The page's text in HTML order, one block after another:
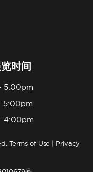
时间
5:00pm
5:00pm
4:00pm
Terms of Use
Privacy